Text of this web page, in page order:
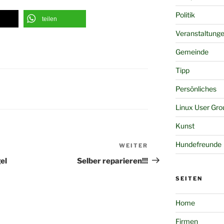
teilen
Nächster
Beitrag
WEITER
Selber reparieren!!!
Politik
Gemeinde
Tipp
Persönliches
Linux User
Kunst
Hundefreunde
SEITEN
Home
Firmen